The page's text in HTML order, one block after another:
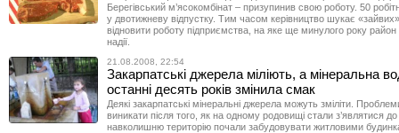
Берегівський м’ясокомбінат – призупинив свою роботу. 50
у двотижневу відпустку. Тим часом керівництво шукає
відновити роботу підприємства, на яке ще минулого року район
надії.
21.08.2008, 22:54
Закарпатські джерела міліють, а мінеральна
останні десять років змінила смак
Деякі закарпатські мінеральні джерела можуть зміліти.
виникати після того, як на одному родовищі стали з’являтися
навколишню територію почали забудовувати житловими